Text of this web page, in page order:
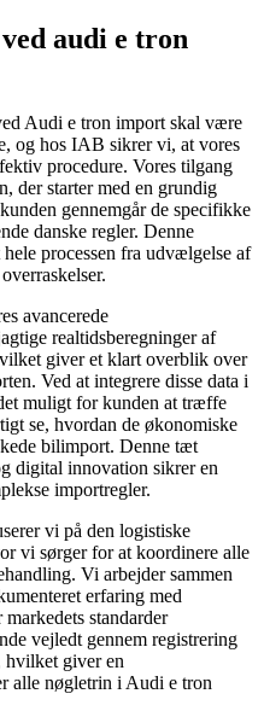
audi e tron
Audi e tron import skal være
og hos IAB sikrer vi, at vores
procedure. Vores tilgang
der starter med en grundig
gennemgår de specifikke
danske regler. Denne
processen fra udvælgelse af
avancerede
realtidsberegninger af
giver et klart overblik over
Ved at integrere disse data i
muligt for kunden at træffe
se, hvordan de økonomiske
bilimport. Denne tæt
digital innovation sikrer en
importregler.
vi på den logistiske
vi sørger for at koordinere alle
Vi arbejder sammen
erfaring med
standarder
vejledt gennem registrering
hvilket giver en
alle nøgletrin i Audi e tron